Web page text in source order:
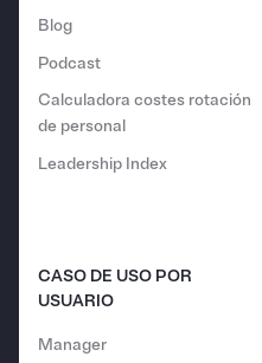
Blog
Podcast
Calculadora costes rotación
de personal
Leadership Index
CASO DE USO POR
USUARIO
Manager